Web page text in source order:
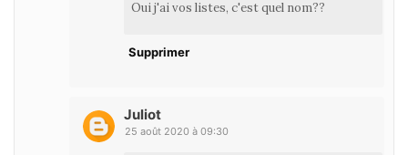
Oui j'ai vos listes, c'est quel nom??
Supprimer
Juliot
25 août 2020 à 09:30